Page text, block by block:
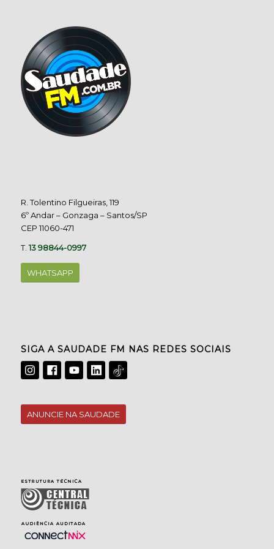
R. Tolentino Filgueiras, 119
6º Andar – Gonzaga – Santos/SP
CEP 11060-471
T.13 98844-0997
WHATSAPP
SIGA A SAUDADE FM NAS REDES SOCIAIS
ANUNCIE NA SAUDADE